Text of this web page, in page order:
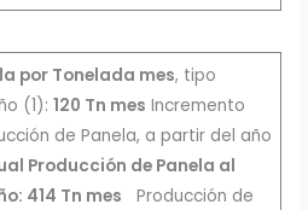
por Tonelada mes, tipo
(1): 120 Tn mes Incremento
de Panela, a partir del año
Producción de Panela al
414 Tn mes Producción de